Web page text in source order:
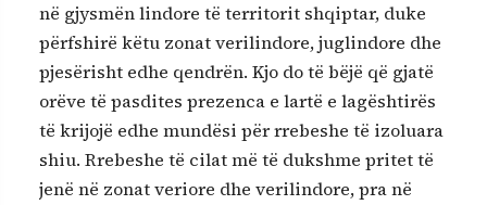
në gjysmën lindore të territorit shqiptar, duke
përfshirë këtu zonat verilindore, juglindore dhe
pjesërisht edhe qendrën. Kjo do të bëjë që gjatë
orëve të pasdites prezenca e lartë e lagështirës
të krijojë edhe mundësi për rrebeshe të izoluara
shiu. Rrebeshe të cilat më të dukshme pritet të
jenë në zonat veriore dhe verilindore, pra në